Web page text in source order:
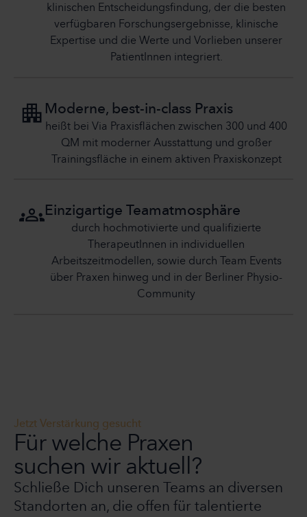
klinischen Entscheidungsfindung, der die besten
verfügbaren Forschungsergebnisse, klinische
Expertise und die Werte und Vorlieben unserer
PatientInnen integriert.
Moderne, best-in-class Praxis
heißt bei Via Praxisflächen zwischen 300 und 400
QM mit moderner Ausstattung und großer
Trainingsfläche in einem aktiven Praxiskonzept
Einzigartige Teamatmosphäre
durch hochmotivierte und qualifizierte
TherapeutInnen in individuellen
Arbeitszeitmodellen, sowie durch Team Events
über Praxen hinweg und in der Berliner Physio-
Community
Jetzt Verstärkung gesucht
Für welche Praxen
suchen wir aktuell?
Schließe Dich unseren Teams an diversen
Standorten an, die offen für talentierte